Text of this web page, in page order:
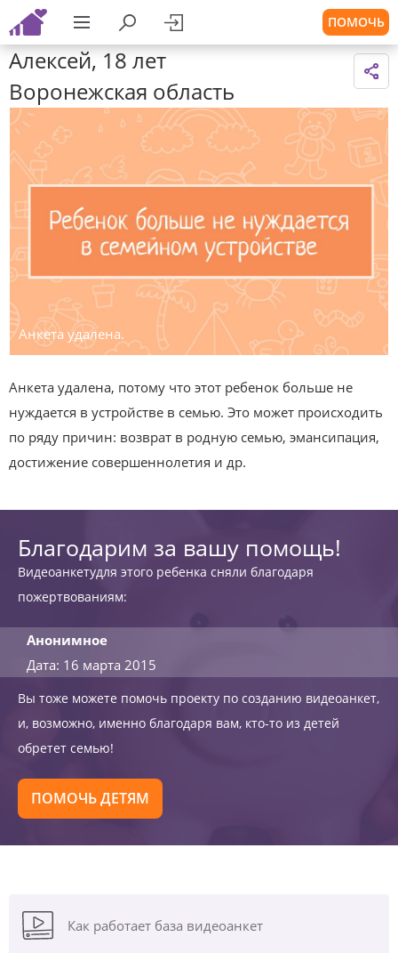
ПОМОЧЬ
Алексей, 18 лет
Воронежская область
Анкета удалена.
Анкета удалена, потому что этот ребенок больше не
нуждается в устройстве в семью. Это может происходить
по ряду причин: возврат в родную семью, эмансипация,
достижение совершеннолетия и др.
Благодарим за вашу помощь!
Видеоанкетудля этого ребенка сняли благодаря
пожертвованиям:
Анонимное
Дата: 16 марта 2015
Вы тоже можете помочь проекту по созданию видеоанкет,
и, возможно, именно благодаря вам, кто-то из детей
обретет семью!
ПОМОЧЬ ДЕТЯМ
Как работает база видеоанкет